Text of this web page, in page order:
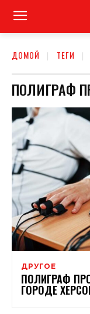
ДОМОЙ ТЕГИ
ПОЛИГРАФ
ДРУГОЕ
ПОЛИГРАФ
ГОРОДЕ